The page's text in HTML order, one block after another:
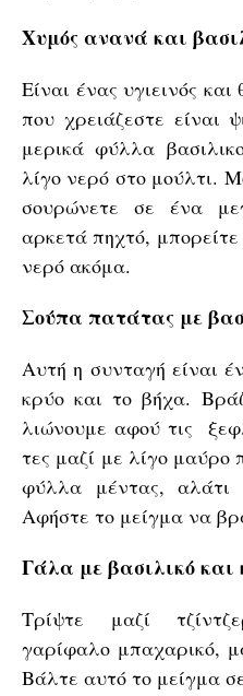
Χυμός ανανά και
Είναι ένας υγιεινός
που χρειάζεστε είναι
μερικά φύλλα
λίγο νερό στο μούλτι.
σουρώνετε σε ένα
αρκετά πηχτό,
νερό ακόμα.
Σούπα πατάτας με
Αυτή η συνταγή είναι
κρύο και το βήχα.
λιώνουμε αφού τις
τες μαζί με λίγο μαύρο
φύλλα μέντας, αλάτι
Αφήστε το μείγμα να
Γάλα με βασιλικό και
Τρίψτε μαζί
γαρίφαλο μπαχαρικό,
Βάλτε αυτό το μείγμα